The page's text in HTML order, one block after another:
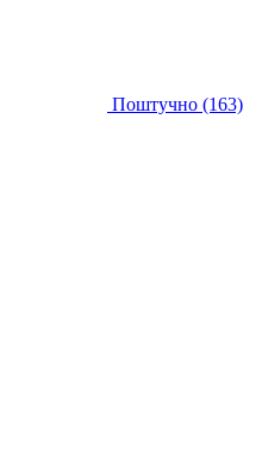
Поштучно (163)